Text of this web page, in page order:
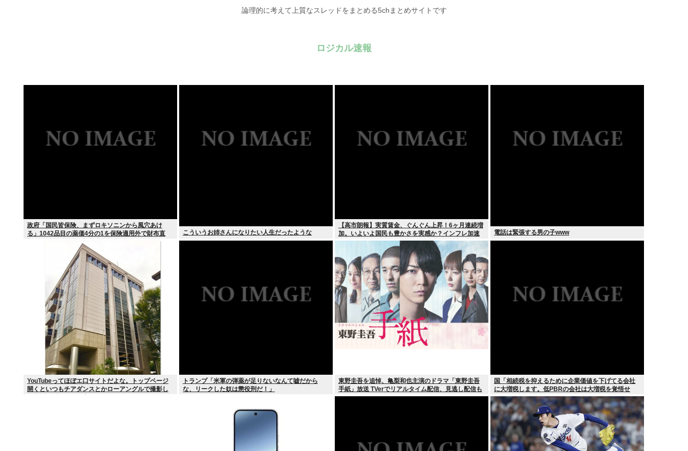
論理的に考えて上質なスレッドをまとめる5chまとめサイトです
ロジカル速報
政府「国民皆保険、まずロキソニンから風穴あけ
る」1042品目の薬価4分の1を保険適用外で財布直
こういうお姉さんになりたい人生だったような
【高市朗報】実質賃金、ぐんぐん上昇！6ヶ月連続増
加。いよいよ国民も豊かさを実感か？インフレ加速
しなければ
電話は緊張する男の子www
YouTubeってほぼエ口サイトだよな。トップページ
開くといつもチアダンスとかローアングルで撮影し
トランプ「米軍の弾薬が足りないなんて嘘だから
な、リークした奴は懲役刑だ！」
東野圭吾を追悼、亀梨和也主演のドラマ「東野圭吾
手紙」放送 TVerでリアルタイム配信、見逃し配信も
国「相続税を抑えるために企業価値を下げてる会社
に大増税します。低PBRの会社は大増税を覚悟せ
よ」